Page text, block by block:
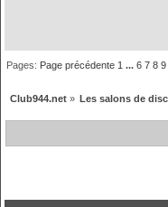
Pages: Page précédente 1 ...6 7 8 9
Club944.net» Les salons de